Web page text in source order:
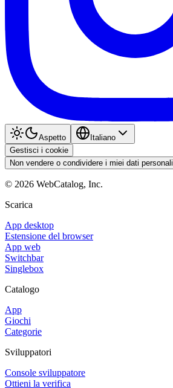
Aspetto
Italiano
Gestisci i cookie
Non vendere o condividere i miei dati personali
© 2026 WebCatalog, Inc.
Scarica
App desktop
Estensione del browser
App web
Switchbar
Singlebox
Catalogo
App
Giochi
Categorie
Sviluppatori
Console sviluppatore
Ottieni la verifica